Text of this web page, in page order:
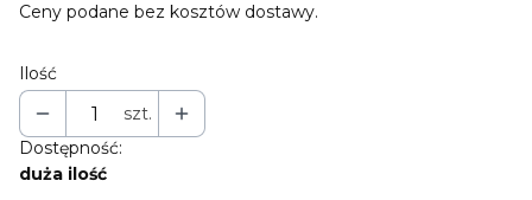
Ceny podane bez kosztów dostawy.
Ilość
szt.
Dostępność:
duża ilość